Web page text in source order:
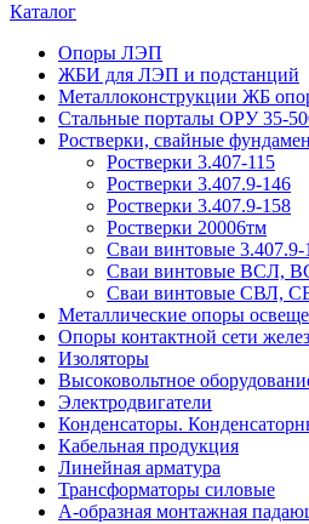
Каталог
Опоры ЛЭП
ЖБИ для ЛЭП и подстанций
Металлоконструкции ЖБ
Стальные порталы ОРУ 35-
Ростверки, свайные
Ростверки 3.407-115
Ростверки 3.407.9-146
Ростверки 3.407.9-158
Ростверки 20006тм
Сваи винтовые 3.407.9-
Сваи винтовые ВСЛ,
Сваи винтовые СВЛ,
Металлические опоры
Опоры контактной сети
Изоляторы
Высоковольтное
Электродвигатели
Конденсаторы.
Кабельная продукция
Линейная арматура
Трансформаторы силовые
А-образная монтажная